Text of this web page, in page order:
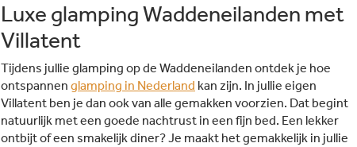
Luxe glamping Waddeneilanden met
Villatent
Tijdens jullie glamping op de Waddeneilanden ontdek je hoe
ontspannen glamping in Nederland kan zijn. In jullie eigen
Villatent ben je dan ook van alle gemakken voorzien. Dat begint
natuurlijk met een goede nachtrust in een fijn bed. Een lekker
ontbijt of een smakelijk diner? Je maakt het gemakkelijk in jullie